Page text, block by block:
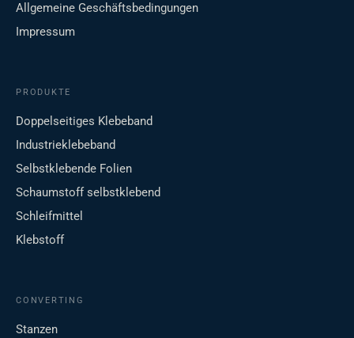
Allgemeine Geschäftsbedingungen
Impressum
PRODUKTE
Doppelseitiges Klebeband
Industrieklebeband
Selbstklebende Folien
Schaumstoff selbstklebend
Schleifmittel
Klebstoff
CONVERTING
Stanzen